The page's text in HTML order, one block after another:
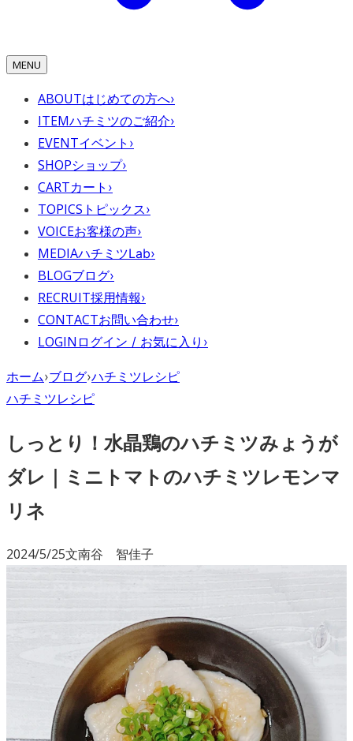
MENU
ABOUTはじめての方へ›
ITEMハチミツのご紹介›
EVENTイベント ›
SHOPショップ›
CARTカート ›
TOPICS トピックス›
VOICEお客様の声›
MEDIAハチミツLab›
BLOGブログ›
RECRUIT採用情報›
CONTACTお問い合わせ›
LOGIN ログイン / お気に入り ›
ホーム›ブログ›ハチミツレシピ
ハチミツレシピ
しっとり！水晶鶏のハチミツみょうが
ダレ｜ミニトマトのハチミツレモンマ
リネ
2024/5/25文南谷 智佳子